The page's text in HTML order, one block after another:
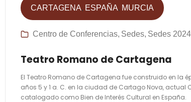
CARTAGENA ESPAÑA MURCIA
Centro de Conferencias Sedes Sedes 2024
Teatro Romano de Cartagena
El Teatro Romano de Cartagena fue construido en la
años 5 y 1 a. C. en la ciudad de Cartago Nova,
catalogado como Bien de Interés Cultural en España.